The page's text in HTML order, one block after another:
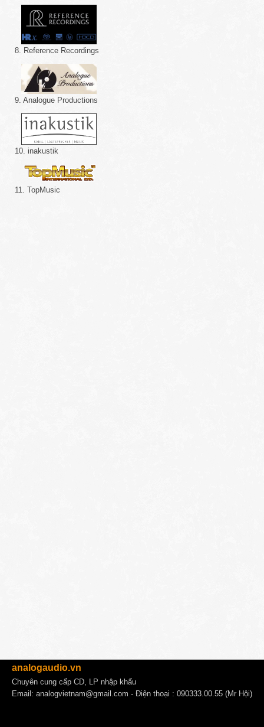
8. Reference Recordings
9. Analogue Productions
10. inakustik
11. TopMusic
analogaudio.vn
Chuyên cung cấp CD, LP nhập khẩu
Email: analogvietnam@gmail.com - Điện thoại : 090333.00.55 (Mr Hội)